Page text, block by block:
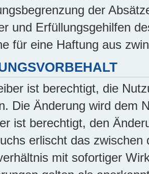
der
und Erfüllungsgehilfen
für eine Haftung aus
ist berechtigt, die
Die Änderung wird dem
ist berechtigt, den
erlischt das
mit sofortiger